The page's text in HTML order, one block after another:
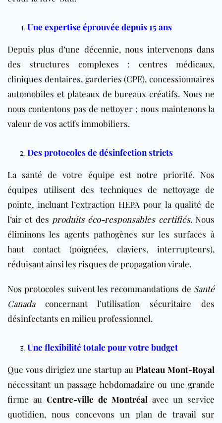
Une expertise éprouvée depuis 15 ans
Depuis plus d’une décennie, nous intervenons dans
des structures complexes : centres médicaux,
cliniques dentaires, garderies (CPE), concessionnaires
automobiles et plateaux de bureaux créatifs. Nous ne
nous contentons pas de nettoyer ; nous maintenons la
valeur de vos actifs immobiliers.
Des protocoles de désinfection stricts
La santé de votre équipe est notre priorité. Nos
équipes utilisent des techniques de nettoyage de
pointe, incluant l’extraction HEPA pour la qualité de
l’air et des produits éco-responsables certifiés. Nous
éliminons les agents pathogènes sur les surfaces à
haut contact (poignées, claviers, interrupteurs),
réduisant ainsi les risques de propagation virale.
Nos protocoles suivent les recommandations de Santé
Canadaconcernant l’utilisation sécuritaire des
désinfectants en milieu professionnel.
Une flexibilité totale pour votre budget
Que vous dirigiez une startup au Plateau Mont-Royal
nécessitant un passage hebdomadaire ou une grande
firme au Centre-ville de Montréal avec un service
quotidien, nous concevons un plan de travail sur